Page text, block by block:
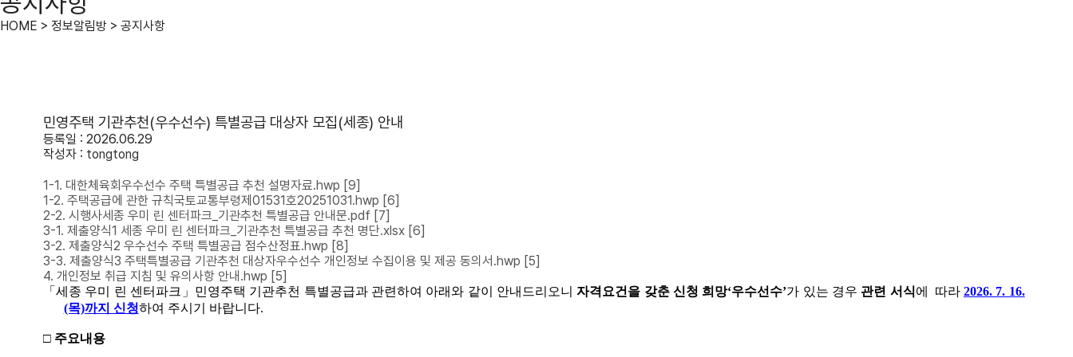
HOME > 정보알림방 > 공지사항
민영주택 기관추천(우수선수) 특별공급 대상자 모집(세종) 안내
등록일 : 2026.06.29
작성자 : tongtong
1-1. 대한체육회우수선수 주택 특별공급 추천 설명자료.hwp [9]
1-2. 주택공급에 관한 규칙국토교통부령제01531호20251031.hwp [6]
2-2. 시행사세종 우미 린 센터파크_기관추천 특별공급 안내문.pdf [7]
3-1. 제출양식1 세종 우미 린 센터파크_기관추천 특별공급 추천 명단.xlsx [6]
3-2. 제출양식2 우수선수 주택 특별공급 점수산정표.hwp [8]
3-3. 제출양식3 주택특별공급 기관추천 대상자우수선수 개인정보 수집이용 및 제공 동의서.hwp [5]
4. 개인정보 취급 지침 및 유의사항 안내.hwp [5]
「세종 우미 린 센터파크」민영주택 기관추천 특별공급과 관련하여 아래와 같이 안내드리오니자격요건을 갖춘 신청 희망‘우수선수’가 있는 경우 관련 서식에 따라 2026. 7. 16.
(목)까지 신청하여 주시기 바랍니다.
□ 주요내용